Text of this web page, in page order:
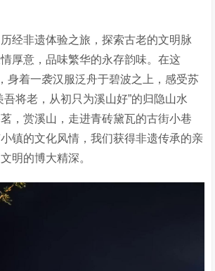
历经非遗体验之旅，探索古老的文明脉
厚意 ，品味繁华的永存韵味。在这
，身着一袭汉服泛舟于碧波之 上，感受苏
吾将老，从初只为溪山好”的归隐山水
，赏溪山，走进青砖黛瓦的古街小巷
镇的文化风情，我们获得非遗传承的亲
明的博大精深。